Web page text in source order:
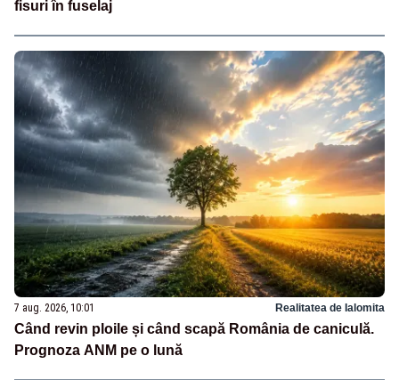
fisuri în fuselaj
7 aug. 2026, 10:01 Realitatea de Ialomita
Când revin ploile și când scapă România de caniculă.
Prognoza ANM pe o lună